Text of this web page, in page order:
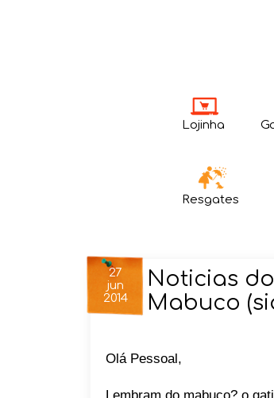
Lojinha
Resgates
27
jun
2014
Noticias
Mabuco
Olá Pessoal,